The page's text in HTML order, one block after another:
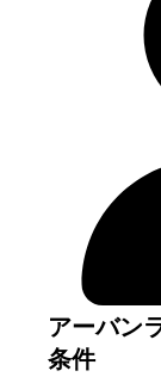
アーバン
条件